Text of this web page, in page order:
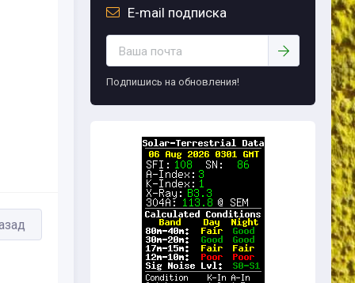
E-mail подписка
Подпишись на обновления!